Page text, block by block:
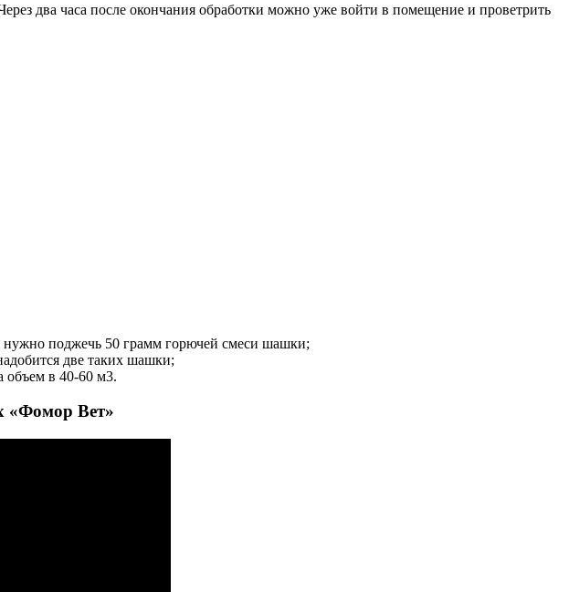
два часа после окончания обработки можно уже войти в помещение и проветрить
поджечь 50 грамм горючей смеси шашки;
две таких шашки;
объем в 40-60 м3.
«Фомор Вет»